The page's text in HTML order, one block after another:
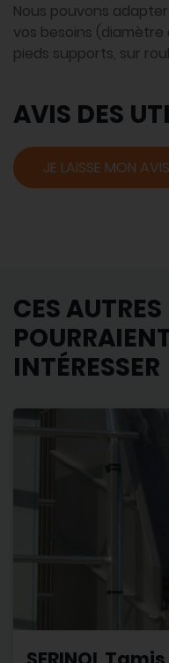
Nous pouvons
vos besoins
pieds supports, sur
AVIS DES
JE LAISSE MON AVIS
CES
INTÉRESSER